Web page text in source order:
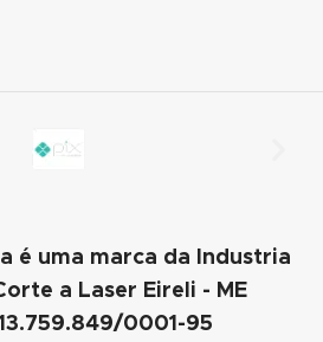
é uma marca da Industria
a Laser Eireli - ME
0001-95